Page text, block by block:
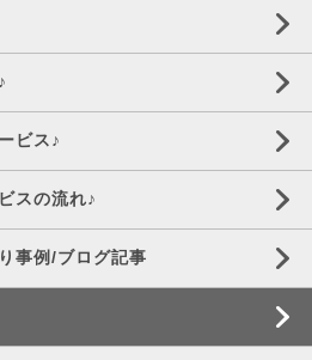
ビス♪
スの流れ♪
事例/ブログ記事